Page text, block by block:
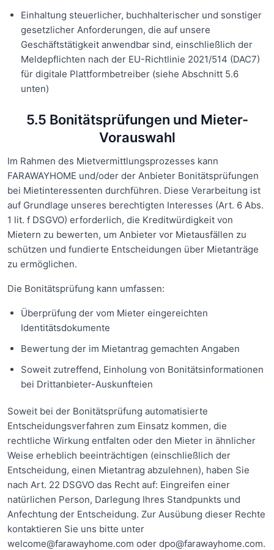
Einhaltung steuerlicher, buchhalterischer und sonstiger
gesetzlicher Anforderungen, die auf unsere
Geschäftstätigkeit anwendbar sind, einschließlich der
Meldepflichten nach der EU-Richtlinie 2021/514 (DAC7)
für digitale Plattformbetreiber (siehe Abschnitt 5.6
unten)
5.5 Bonitätsprüfungen und Mieter-
Vorauswahl
Im Rahmen des Mietvermittlungsprozesses kann
FARAWAYHOME und/oder der Anbieter Bonitätsprüfungen
bei Mietinteressenten durchführen. Diese Verarbeitung ist
auf Grundlage unseres berechtigten Interesses (Art. 6 Abs.
1 lit. f DSGVO) erforderlich, die Kreditwürdigkeit von
Mietern zu bewerten, um Anbieter vor Mietausfällen zu
schützen und fundierte Entscheidungen über Mietanträge
zu ermöglichen.
Die Bonitätsprüfung kann umfassen:
Überprüfung der vom Mieter eingereichten
Identitätsdokumente
Bewertung der im Mietantrag gemachten Angaben
Soweit zutreffend, Einholung von Bonitätsinformationen
bei Drittanbieter-Auskunfteien
Soweit bei der Bonitätsprüfung automatisierte
Entscheidungsverfahren zum Einsatz kommen, die
rechtliche Wirkung entfalten oder den Mieter in ähnlicher
Weise erheblich beeinträchtigen (einschließlich der
Entscheidung, einen Mietantrag abzulehnen), haben Sie
nach Art. 22 DSGVO das Recht auf: Eingreifen einer
natürlichen Person, Darlegung Ihres Standpunkts und
Anfechtung der Entscheidung. Zur Ausübung dieser Rechte
kontaktieren Sie uns bitte unter
welcome@farawayhome.com oder dpo@farawayhome.com.